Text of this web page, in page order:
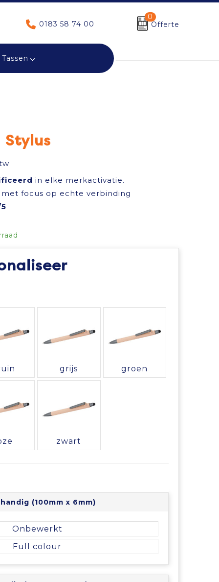
0183 58 74 00
0
Offerte
Tassen
Stylus
in elke merkactivatie.
focus op echte verbinding
grijs groen
zwart
(100mm x 6mm)
Onbewerkt
Full colour